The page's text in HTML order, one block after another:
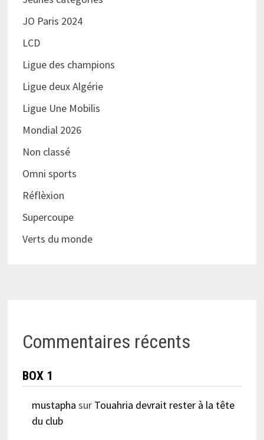
JO Paris 2024
LCD
Ligue des champions
Ligue deux Algérie
Ligue Une Mobilis
Mondial 2026
Non classé
Omni sports
Réflèxion
Supercoupe
Verts du monde
Commentaires récents
BOX 1
mustapha sur Touahria devrait rester à la tête
du club